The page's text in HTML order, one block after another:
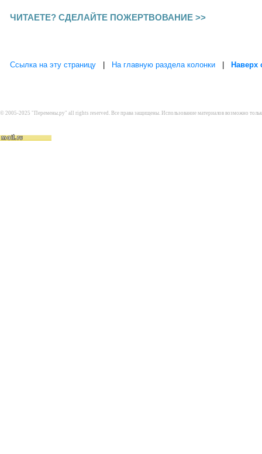
ЧИТАЕТЕ? СДЕЛАЙТЕ ПОЖЕРТВОВАНИЕ >>
Ссылка на эту страницу На главную раздела колонки Наверх
© 2005-2025 "Перемены.ру" all rights reserved. Все права защищены. Использование материалов возможно